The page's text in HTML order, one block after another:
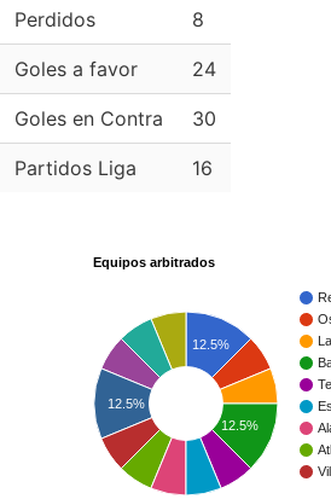
Perdidos 8
Goles a favor 24
Goles en Contra 30
Partidos Liga 16
Equipos arbitrados
12.5%
12.5%
12.5%